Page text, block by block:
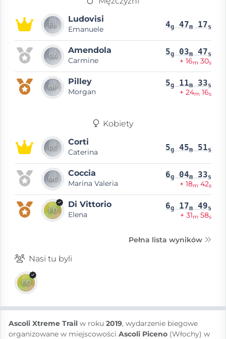
Ludovisi
Emanuele 4g 47m 17s
Amendola
Carmine
5g 03m 47s
+ 16m 30s
Pilley
Morgan
5g 11m 33s
+ 24m 16s
Kobiety
Corti
Caterina 5g 45m 51s
Coccia
Marina Valeria
6g 04m 33s
+ 18m 42s
Di Vittorio
Elena
6g 17m 49s
+ 31m 58s
Pełna lista wyników
Nasi tu byli
Ascoli Xtreme Trail w roku 2019, wydarzenie biegowe
organizowane w miejscowości Ascoli Piceno (Włochy) w